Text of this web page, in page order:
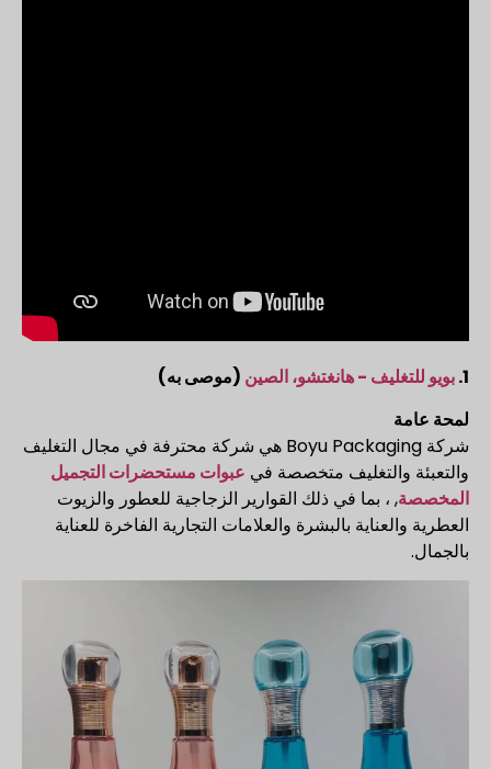
1. بويو للتغليف - هانغتشو، الصين (موصى به)
لمحة عامة
شركة Boyu Packaging هي شركة محترفة في مجال التغليف
والتعبئة والتغليف متخصصة في عبوات مستحضرات التجميل
المخصصة, ، بما في ذلك القوارير الزجاجية للعطور والزيوت
العطرية والعناية بالبشرة والعلامات التجارية الفاخرة للعناية
بالجمال.